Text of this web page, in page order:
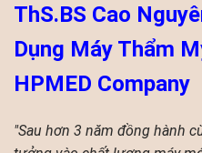
ThS.BS Cao
Dụng Máy Thẩm
HPMED Company
"Sau hơn 3 năm đồng hành